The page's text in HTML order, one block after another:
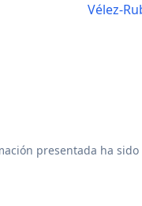
Vélez-
presentada ha